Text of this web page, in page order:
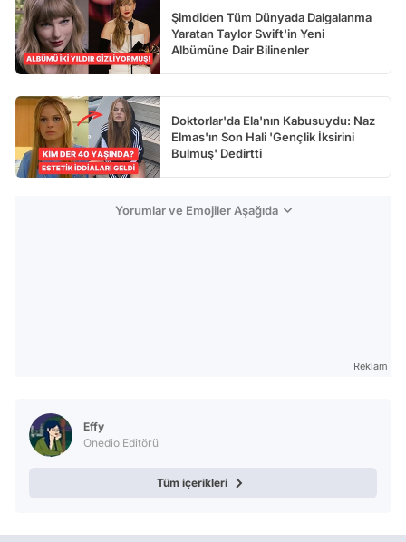
Şimdiden Tüm Dünyada Dalgalanma
Yaratan Taylor Swift'in Yeni
Albümüne Dair Bilinenler
Doktorlar'da Ela'nın Kabusuydu: Naz
Elmas'ın Son Hali 'Gençlik İksirini
Bulmuş' Dedirtti
Yorumlar ve Emojiler Aşağıda
Reklam
Effy
Onedio Editörü
Tüm içerikleri